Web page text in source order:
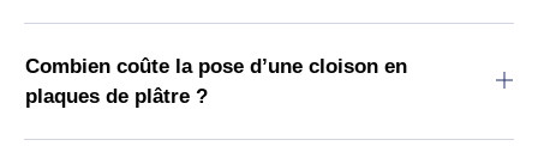
Combien coûte la pose d’une cloison en
plaques de plâtre ?